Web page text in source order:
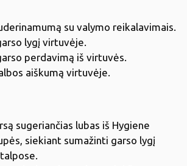
su valymo reikalavimais.
lygį virtuvėje.
perdavimą iš virtuvės.
aiškumą virtuvėje.
sugeriančias lubas iš Hygiene
siekiant sumažinti garso lygį